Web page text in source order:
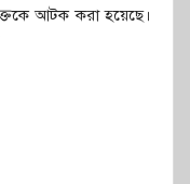
আটক করা হয়েছে।